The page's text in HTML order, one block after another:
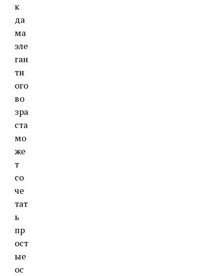
к
да
ма
эле
ган
тн
ого
во
зра
ста
мо
же
т
со
че
тат
ь
пр
ост
ые
ос